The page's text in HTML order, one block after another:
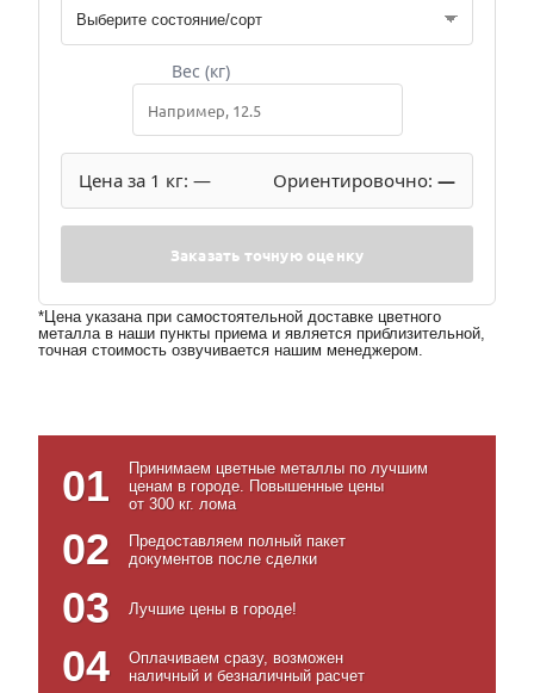
Вес (кг)
Цена за 1 кг: — Ориентировочно: —
Заказать точную оценку
*Цена указана при самостоятельной доставке цветного
металла в наши пункты приема и является приблизительной,
точная стоимость озвучивается нашим менеджером.
01
Принимаем цветные металлы по лучшим
ценам в городе. Повышенные цены
от 300 кг. лома
02
Предоставляем полный пакет
документов после сделки
03 Лучшие цены в городе!
04
Оплачиваем сразу, возможен
наличный и безналичный расчет